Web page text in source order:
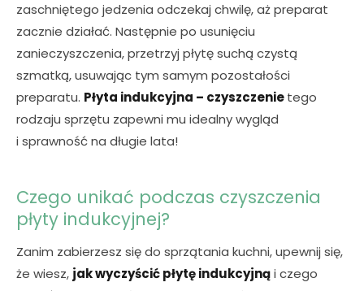
zaschniętego jedzenia odczekaj chwilę, aż preparat
zacznie działać. Następnie po usunięciu
zanieczyszczenia, przetrzyj płytę suchą czystą
szmatką, usuwając tym samym pozostałości
preparatu. Płyta indukcyjna – czyszczenietego
rodzaju sprzętu zapewni mu idealnywygląd
i sprawność na długie lata!
Czego unikać podczas czyszczenia
płyty indukcyjnej?
Zanim zabierzesz się do sprzątania kuchni, upewnij się,
że wiesz, jak wyczyścić płytę indukcyjnąi czego